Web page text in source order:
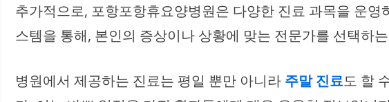
추가적으로, 포항포항휴요양병원은 다양한 진료 과목을 운
스템을 통해, 본인의 증상이나 상황에 맞는 전문가를 선택하
병원에서 제공하는 진료는 평일 뿐만 아니라 주말 진료도 할